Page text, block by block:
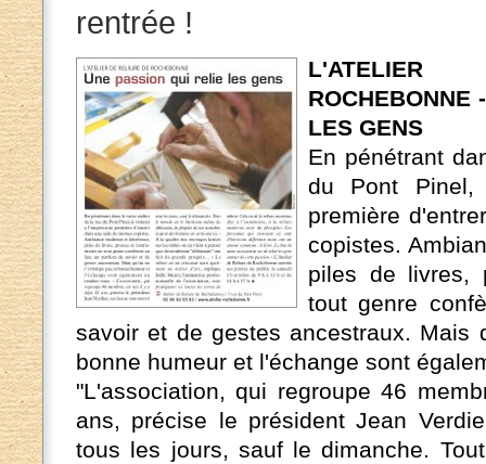
rentrée !
ROCHEBONNE
LES GENS
En pénétrant
du Pont Pinel,
première
copistes.
piles de livres,
tout genre
savoir et de gestes ancestraux. Mais
bonne humeur et l'échange sont
"L'association, qui regroupe 46
ans, précise le président Jean
tous les jours, sauf le dimanche.